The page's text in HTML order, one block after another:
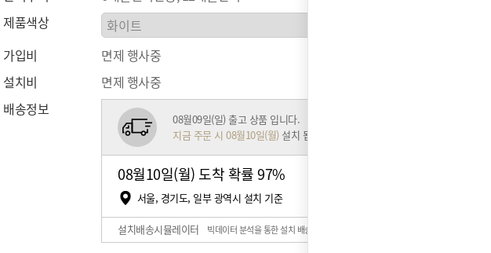
제품색상
가입비
면제 행사중
설치비
면제 행사중
배송정보
08월09일(일) 출고 상품 입니다.
지금 주문 시 08월10일(월) 설치 됩니다.
08월10일(월) 도착 확률97%
서울, 경기도, 일부 광역시 설치 기준
설치배송시뮬레이터 빅데이터 분석을 통한 설치 배송일 예측 시스템